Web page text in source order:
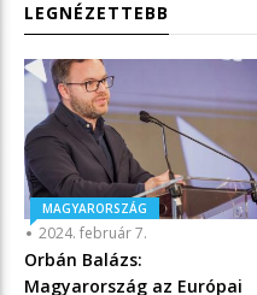
LEGNÉZETTEBB
MAGYARORSZÁG
2024. február 7.
Orbán Balázs:
Magyarország az Európai